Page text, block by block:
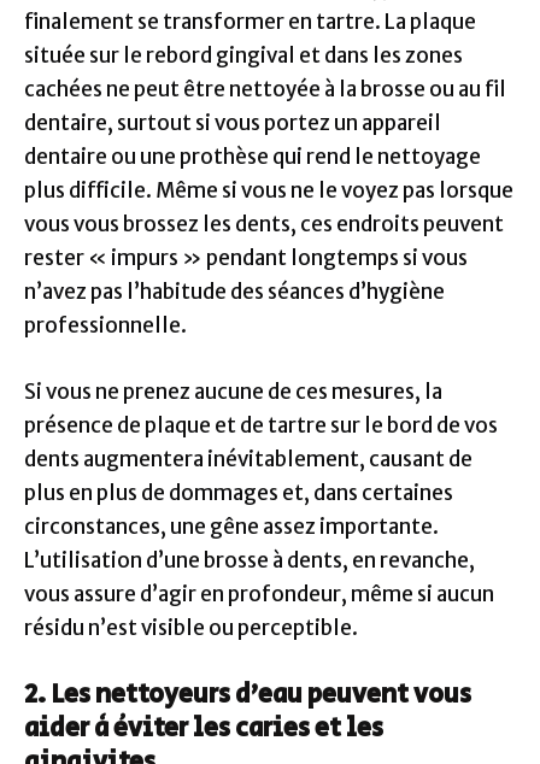
finalement se transformer en tartre. La plaque
située sur le rebord gingival et dans les zones
cachées ne peut être nettoyée à la brosse ou au fil
dentaire, surtout si vous portez un appareil
dentaire ou une prothèse qui rend le nettoyage
plus difficile. Même si vous ne le voyez pas lorsque
vous vous brossez les dents, ces endroits peuvent
rester « impurs » pendant longtemps si vous
n’avez pas l’habitude des séances d’hygiène
professionnelle.
Si vous ne prenez aucune de ces mesures, la
présence de plaque et de tartre sur le bord de vos
dents augmentera inévitablement, causant de
plus en plus de dommages et, dans certaines
circonstances, une gêne assez importante.
L’utilisation d’une brosse à dents, en revanche,
vous assure d’agir en profondeur, même si aucun
résidu n’est visible ou perceptible.
2. Les nettoyeurs d’eau peuvent vous
aider à éviter les caries et les